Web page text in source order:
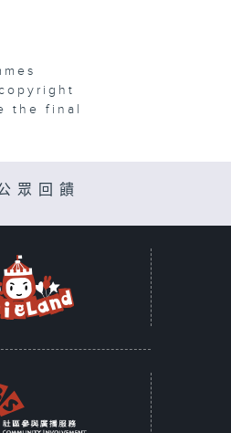
the final
眾回饋